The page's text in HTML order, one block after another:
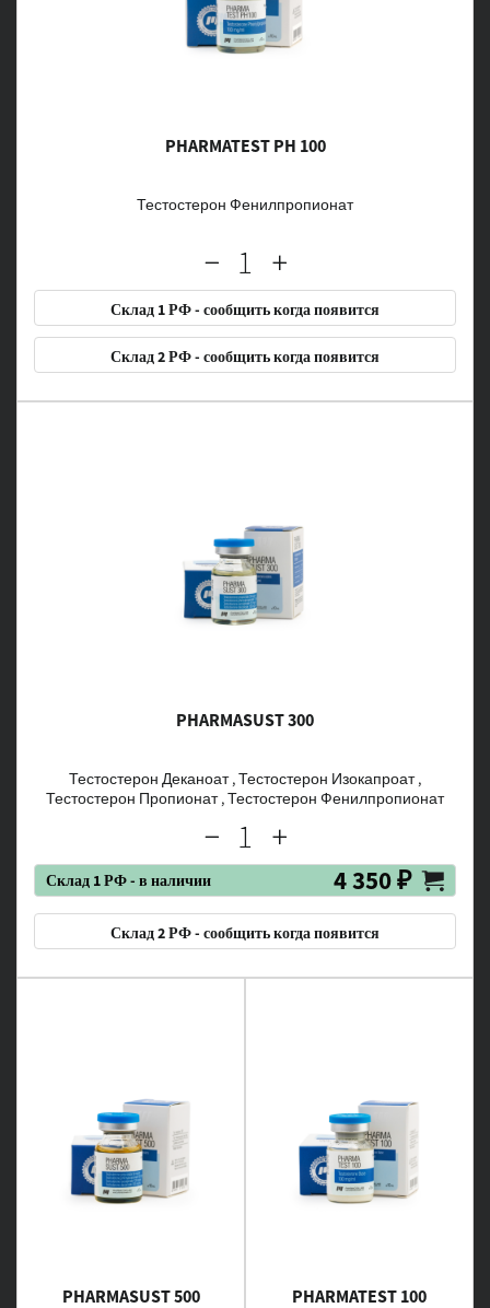
PHARMATEST PH 100
Тестостерон Фенилпропионат
Склад 1 РФ - сообщить когда появится
Склад 2 РФ - сообщить когда появится
PHARMASUST 300
Тестостерон Деканоат , Тестостерон Изокапроат ,
Тестостерон Пропионат , Тестостерон Фенилпропионат
Склад 1 РФ - в наличии 4 350 ₽
Склад 2 РФ - сообщить когда появится
PHARMASUST 500 PHARMATEST 100